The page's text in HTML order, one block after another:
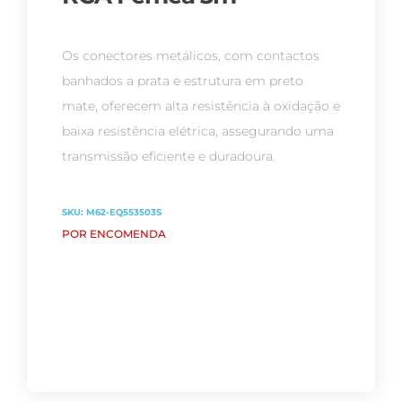
Os conectores metálicos, com contactos
banhados a prata e estrutura em preto
mate, oferecem alta resistência à oxidação e
baixa resistência elétrica, assegurando uma
transmissão eficiente e duradoura.
SKU: M62-EQ553503S
POR ENCOMENDA